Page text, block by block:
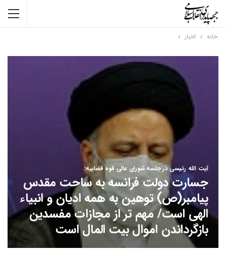
خانه اخبار
آیت الله رئیسی در جلسه شورای عالی قوه قضاییه:
جسارت دولت فرانسه به ساحت مقدس
پیامبر(ص) توهین به همه ادیان و انبیاء
الهی است/ مهم تر از مجازات مفسدین
بازگرداندن اموال بیت المال است